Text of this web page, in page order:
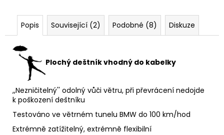
Popis Související (2) Podobné (8) Diskuze
Plochý deštník vhodný do kabelky
,,Nezničitelný'' odolný vůči větru, při převrácení nedojde
k poškození deštníku
Testováno ve větrném tunelu BMW do 100 km/hod
Extrémně zatížitelný, extrémně flexibilní